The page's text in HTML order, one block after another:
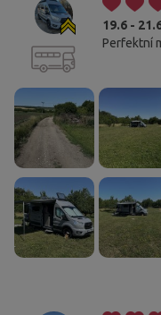
19.6 -
Perfektní